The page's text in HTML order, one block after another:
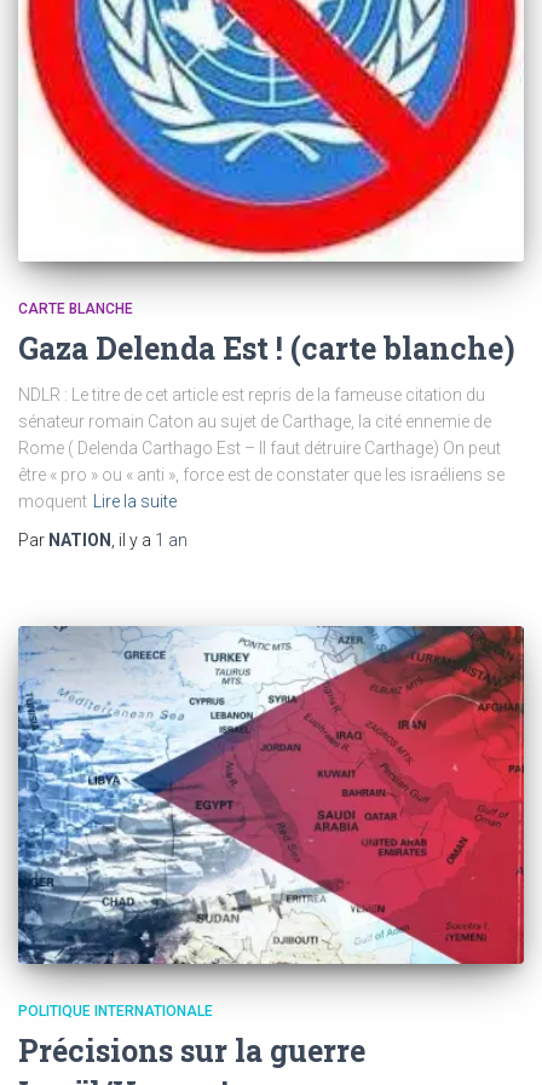
CARTE BLANCHE
Gaza Delenda Est ! (carte blanche)
NDLR : Le titre de cet article est repris de la fameuse citation du
sénateur romain Caton au sujet de Carthage, la cité ennemie de
Rome ( Delenda Carthago Est – Il faut détruire Carthage) On peut
être « pro » ou « anti », force est de constater que les israéliens se
moquent
Lire la suite
Par NATION , il y a 1 an
POLITIQUE INTERNATIONALE
Précisions sur la guerre